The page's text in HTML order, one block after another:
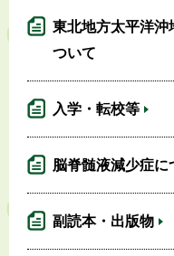
東北地方太平洋沖
ついて
入学・転校等
脳脊髄液減少症に
副読本・出版物